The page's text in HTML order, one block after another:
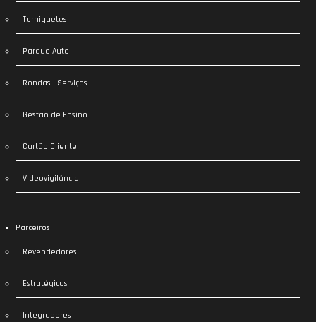
Torniquetes
Parque Auto
Rondas | Serviços
Gestão de Ensino
Cartão Cliente
Videovigilância
Parceiros
Revendedores
Estratégicos
Integradores